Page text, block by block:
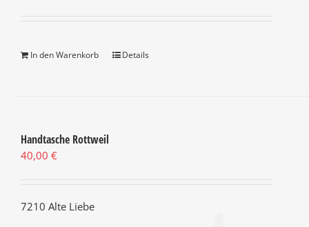
In den Warenkorb Details
Handtasche Rottweil
40,00 €
7210 Alte Liebe